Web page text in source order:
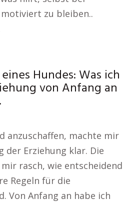
zu bleiben..
Hundes: Was ich
von Anfang an
anzuschaffen, machte mir
der Erziehung klar. Die
rasch, wie entscheidend
Regeln für die
Von Anfang an habe ich